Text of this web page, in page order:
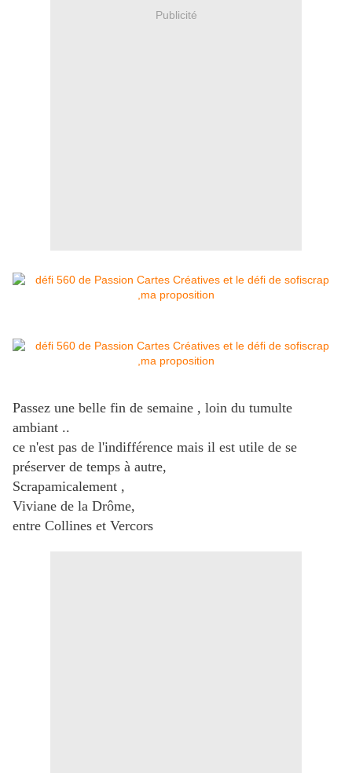
Publicité
Passez une belle fin de semaine , loin du tumulte
ambiant ..
ce n'est pas de l'indifférence mais il est utile de se
préserver de temps à autre,
Scrapamicalement ,
Viviane de la Drôme,
entre Collines et Vercors